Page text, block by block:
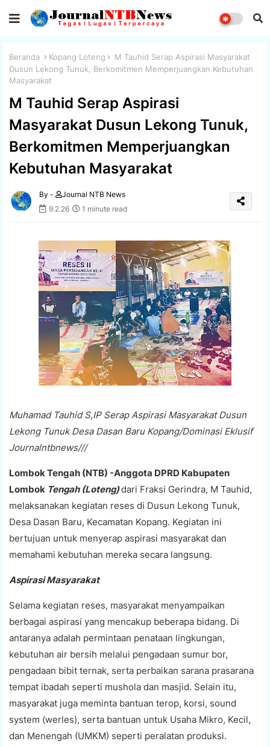
Beranda Kopang Loteng
M Tauhid Serap Aspirasi Masyarakat
Dusun Lekong Tunuk, Berkomitmen Memperjuangkan Kebutuhan
Masyarakat
M Tauhid Serap Aspirasi
Masyarakat Dusun Lekong Tunuk,
Berkomitmen Memperjuangkan
Kebutuhan Masyarakat
By -
Journal NTB News
9.2.26
1 minute read
Muhamad Tauhid S,IP Serap Aspirasi Masyarakat Dusun
Lekong Tunuk Desa Dasan Baru Kopang/Dominasi Eklusif
Journalntbnews///
Lombok Tengah (NTB) -Anggota DPRD Kabupaten
Lombok Tengah (Loteng)dari Fraksi Gerindra, M Tauhid,
melaksanakan kegiatan reses di Dusun Lekong Tunuk,
Desa Dasan Baru, Kecamatan Kopang. Kegiatan ini
bertujuan untuk menyerap aspirasi masyarakat dan
memahami kebutuhan mereka secara langsung.
Aspirasi Masyarakat
Selama kegiatan reses, masyarakat menyampaikan
berbagai aspirasi yang mencakup beberapa bidang. Di
antaranya adalah permintaan penataan lingkungan,
kebutuhan air bersih melalui pengadaan sumur bor,
pengadaan bibit ternak, serta perbaikan sarana prasarana
tempat ibadah seperti mushola dan masjid. Selain itu,
masyarakat juga meminta bantuan terop, korsi, sound
system (werles), serta bantuan untuk Usaha Mikro, Kecil,
dan Menengah (UMKM) seperti peralatan produksi.